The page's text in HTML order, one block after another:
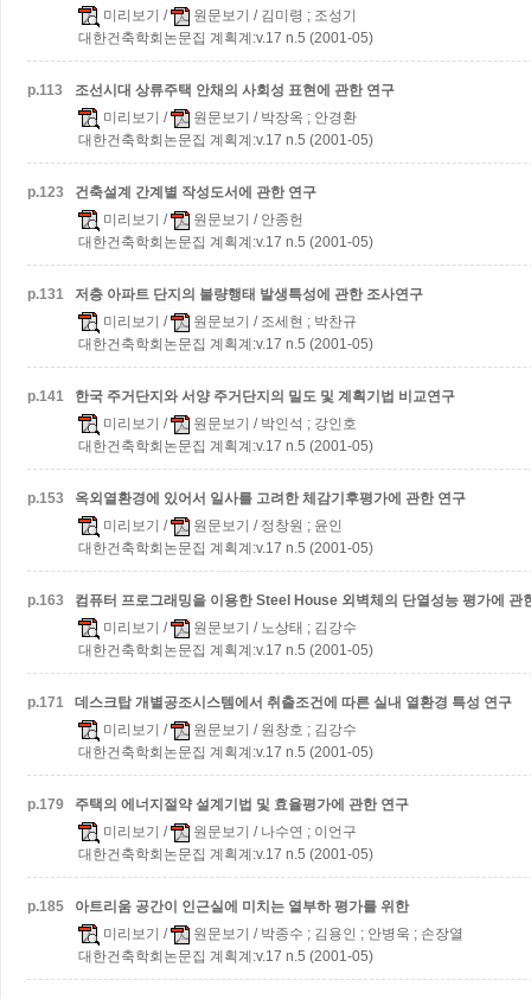
미리보기 / 원문보기 / 김미령 ; 조성기
대한건축학회논문집 계획계:v.17 n.5 (2001-05)
p.113
조선시대 상류주택 안채의 사회성 표현에 관한 연구
미리보기 / 원문보기 / 박장옥 ; 안경환
대한건축학회논문집 계획계:v.17 n.5 (2001-05)
p.123
건축설계 간계별 작성도서에 관한 연구
미리보기 / 원문보기 / 안종헌
대한건축학회논문집 계획계:v.17 n.5 (2001-05)
p.131
저층 아파트 단지의 불량행태 발생특성에 관한 조사연구
미리보기 / 원문보기 / 조세현 ; 박찬규
대한건축학회논문집 계획계:v.17 n.5 (2001-05)
p.141
한국 주거단지와 서양 주거단지의 밀도 및 계획기법 비교연구
미리보기 / 원문보기 / 박인석 ; 강인호
대한건축학회논문집 계획계:v.17 n.5 (2001-05)
p.153
옥외열환경에 있어서 일사를 고려한 체감기후평가에 관한 연구
미리보기 / 원문보기 / 정창원 ; 윤인
대한건축학회논문집 계획계:v.17 n.5 (2001-05)
p.163
컴퓨터 프로그래밍을 이용한 Steel House 외벽체의 단열성능 평가에 관
미리보기 / 원문보기 / 노상태 ; 김강수
대한건축학회논문집 계획계:v.17 n.5 (2001-05)
p.171
데스크탑 개별공조시스템에서 취출조건에 따른 실내 열환경 특성 연구
미리보기 / 원문보기 / 원창호 ; 김강수
대한건축학회논문집 계획계:v.17 n.5 (2001-05)
p.179
주택의 에너지절약 설계기법 및 효율평가에 관한 연구
미리보기 / 원문보기 / 나수연 ; 이언구
대한건축학회논문집 계획계:v.17 n.5 (2001-05)
p.185
아트리움 공간이 인근실에 미치는 열부하 평가를 위한
미리보기 / 원문보기 / 박종수 ; 김용인 ; 안병욱 ; 손장열
대한건축학회논문집 계획계:v.17 n.5 (2001-05)